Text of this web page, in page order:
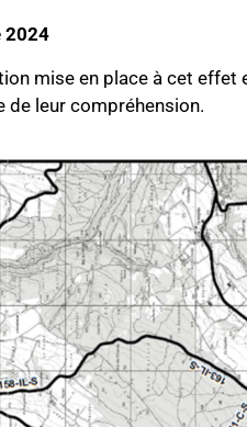
2024
mise en place à cet effet
de leur compréhension.